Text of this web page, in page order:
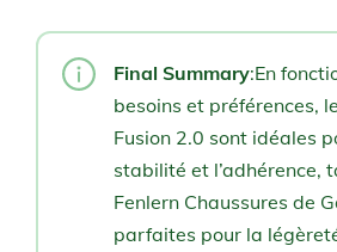
Final Summary:En
besoins et préférences,
Fusion 2.0 sont idéales
stabilité et l’adhérence,
Fenlern Chaussures de
parfaites pour la